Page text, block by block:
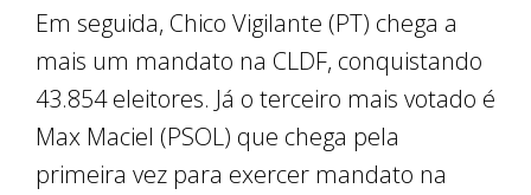
Em seguida, Chico Vigilante (PT) chega a
mais um mandato na CLDF, conquistando
43.854 eleitores. Já o terceiro mais votado é
Max Maciel (PSOL) que chega pela
primeira vez para exercer mandato na